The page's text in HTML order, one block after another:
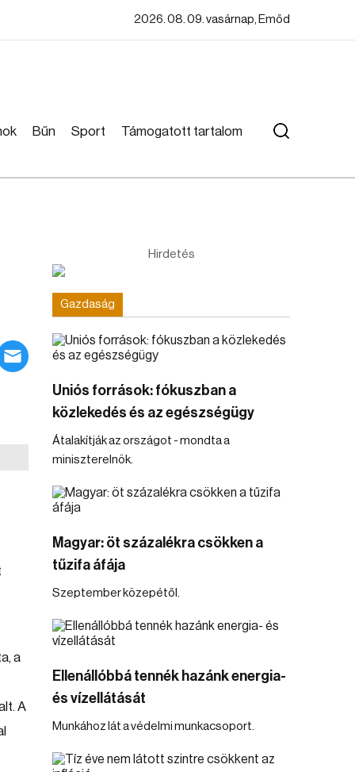
2026. 08. 09. vasárnap, Emőd
Bűn Sport Támogatott tartalom
a
A
Hirdetés
Gazdaság
Uniós források: fókuszban a
közlekedés és az egészségügy
Átalakítják az országot - mondta a
miniszterelnök.
Magyar: öt százalékra csökken a
tűzifa áfája
Szeptember közepétől.
Ellenállóbbá tennék hazánk energia-
és vízellátását
Munkához lát a védelmi munkacsoport.